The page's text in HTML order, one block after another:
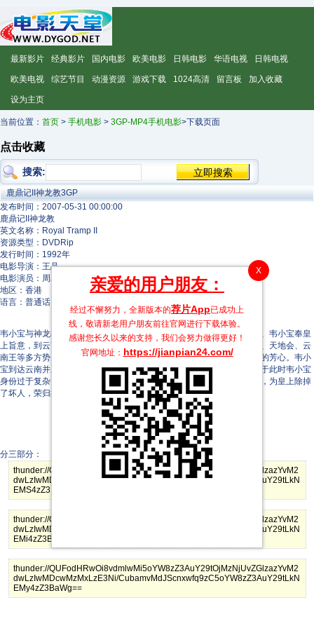
最新影片 经典影片 国内电影 欧美电影 日韩电影 华语电视 日韩电视
欧美电视 综艺节目 动漫资源 游戏下载 1024高清 留言板 加入收藏
设为主页
当前位置： 首页 > 手机电影 > 3GP-MP4手机电影>下载页面
点击收藏
搜索:
X
亲爱的用户朋友：
经过不懈努力，全新版本的荐片App已成功上
线，敬请新老用户朋友前往官网进行下载体验。
感谢您长久以来的支持，我们会努力做得更好！
官网地址： https://jianpian24.com/
鹿鼎记II神龙教3GP
发布时间：2007-05-31 00:00:00
鹿鼎记II神龙教
英文名称：Royal Tramp II
资源类型：DVDRip
发行时间：1992年
电影导演：王晶
电影演员：周星驰 陈百祥 刘松仁 温兆伦 林青霞 邱淑贞 李嘉欣
地区：香港
语言：普通话
韦小宝与神龙教圣女龙儿结仇，龙儿回到圣坛易容，并接任了教主之职、韦小宝奉皇
上旨意，到云南安抚即将造反的吴三桂父子，路上被独臂神尼、神龙教、天地会、云
南王等多方势力挟持终得化险为夷、还赢得了包括龙儿在内的众多姑娘的芳心。韦小
宝到达云南并顺利地打击了吴三桂父子，回到京城受到皇帝赏识，但由于此时韦小宝
身份过于复杂，韦小宝得到了《四十二章经》的启示，找到了满清宝藏，为皇上除掉
了坏人，荣归故里。
分三部分：
thunder://QUFodHRwOi8vdmlwMi5oYW8zZ3AuY29tOjMzNjUvZGlzazYvM2
dwLzIwMDcwMzMxLzE3Ni/CubamvMdJScnxwfq9zC5oYW8zZ3AuY29tLkN
EMS4zZ3BaWg==
thunder://QUFodHRwOi8vdmlwMi5oYW8zZ3AuY29tOjMzNjUvZGlzazYvM2
dwLzIwMDcwMzMxLzE3Ni/CubamvMdJScnxwfq9zC5oYW8zZ3AuY29tLkN
EMi4zZ3BaWg==
thunder://QUFodHRwOi8vdmlwMi5oYW8zZ3AuY29tOjMzNjUvZGlzazYvM2
dwLzIwMDcwMzMxLzE3Ni/CubamvMdJScnxwfq9zC5oYW8zZ3AuY29tLkN
EMy4zZ3BaWg==